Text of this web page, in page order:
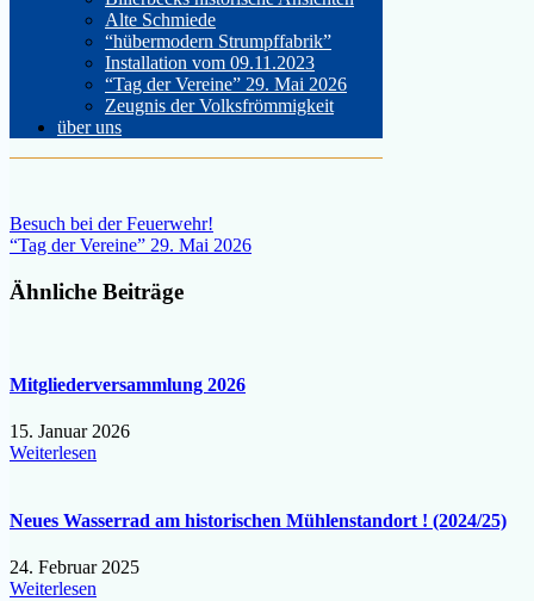
Alte Schmiede
“hübermodern Strumpffabrik”
Installation vom 09.11.2023
“Tag der Vereine” 29. Mai 2026
Zeugnis der Volksfrömmigkeit
über uns
Beitragsnavigation
Besuch bei der Feuerwehr!
“Tag der Vereine” 29. Mai 2026
Ähnliche Beiträge
Mitgliederversammlung 2026
15. Januar 2026
Weiterlesen
Neues Wasserrad am historischen Mühlenstandort ! (2024/25)
24. Februar 2025
Weiterlesen